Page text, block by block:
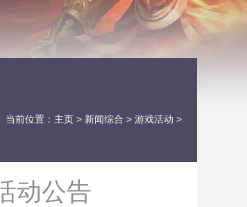
当前位置： 主页 > 新闻综合 > 游戏活动 >
动公告